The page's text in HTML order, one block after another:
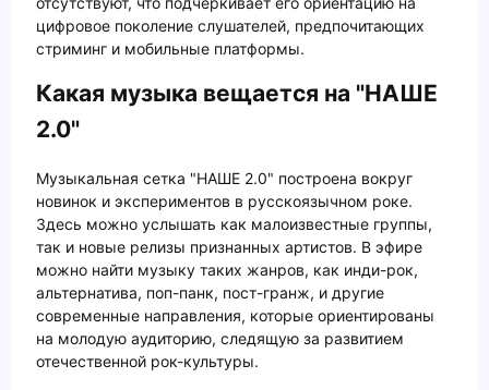
цифровое поколение слушателей, предпочитающих
стриминг и мобильные платформы.
Какая музыка вещается на "НАШЕ
2.0"
Музыкальная сетка "НАШЕ 2.0" построена вокруг
новинок и экспериментов в русскоязычном роке.
Здесь можно услышать как малоизвестные группы,
так и новые релизы признанных артистов. В эфире
можно найти музыку таких жанров, как инди-рок,
альтернатива, поп-панк, пост-гранж, и другие
современные направления, которые ориентированы
на молодую аудиторию, следящую за развитием
отечественной рок-культуры.